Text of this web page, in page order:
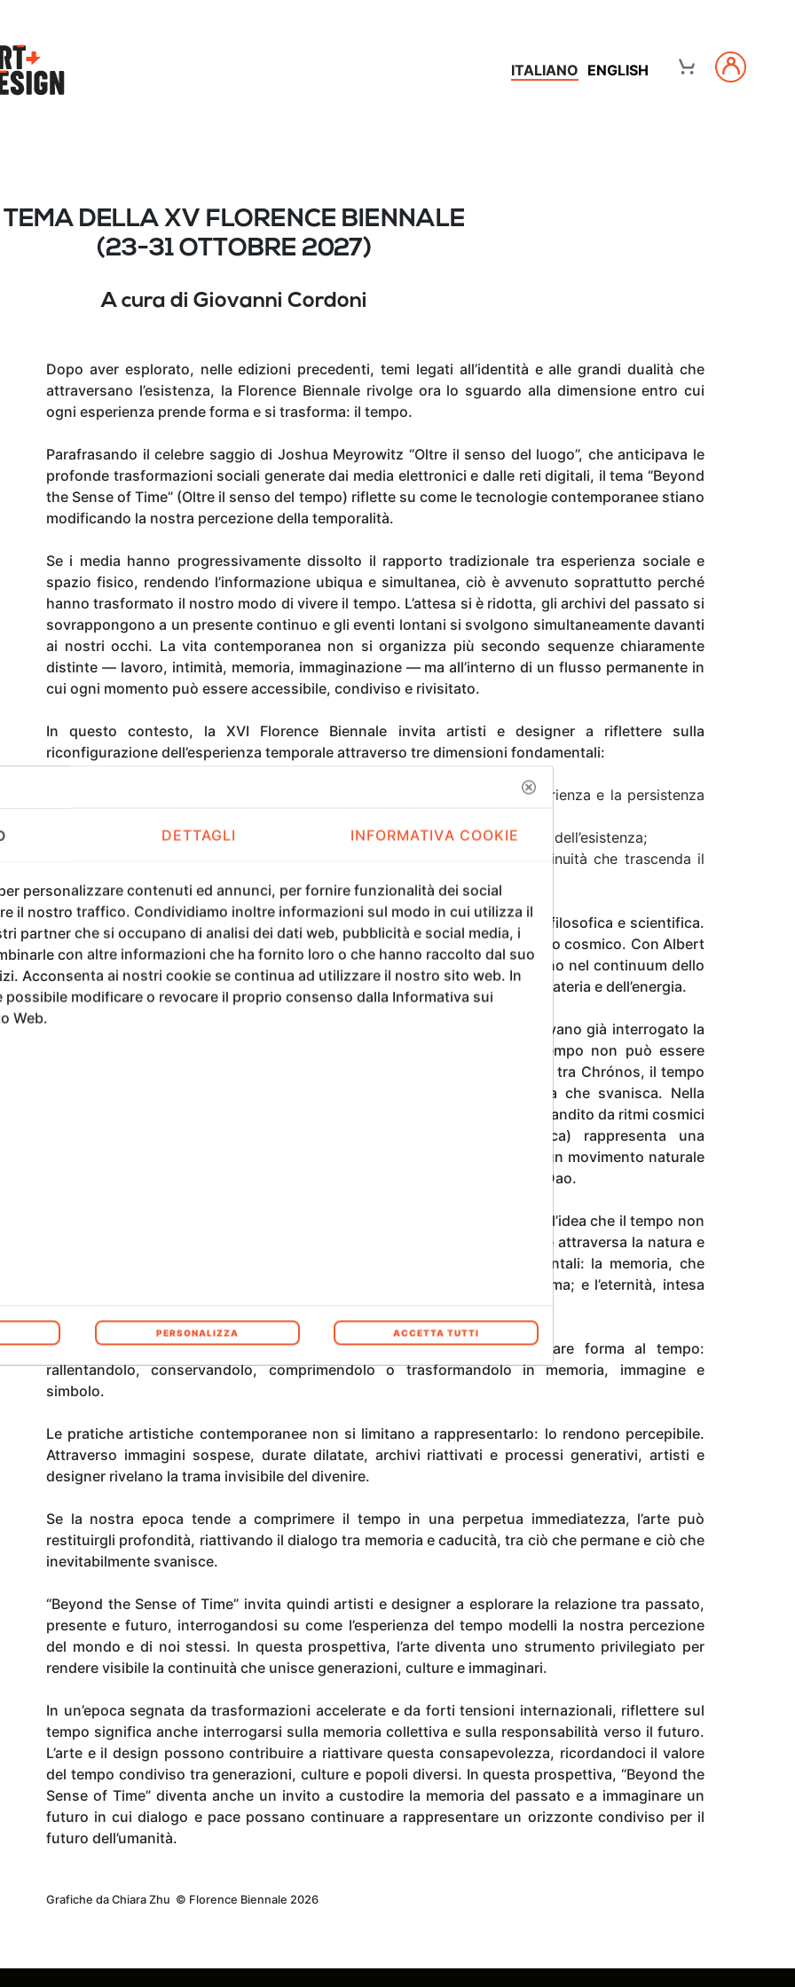
ITALIANO ENGLISH
TEMA DELLA XV FLORENCE BIENNALE
(23-31 OTTOBRE 2027)
A cura di Giovanni Cordoni
Dopo aver esplorato, nelle edizioni precedenti, temi legati all’identità e alle grandi dualità che
attraversano l’esistenza, la Florence Biennale rivolge ora lo sguardo alla dimensione entro cui
ogni esperienza prende forma e si trasforma: il tempo.
Parafrasando il celebre saggio di Joshua Meyrowitz “Oltre il senso del luogo”, che anticipava le
profonde trasformazioni sociali generate dai media elettronici e dalle reti digitali, il tema “Beyond
the Sense of Time” (Oltre il senso del tempo) riflette su come le tecnologie contemporanee stiano
modificando la nostra percezione della temporalità.
Se i media hanno progressivamente dissolto il rapporto tradizionale tra esperienza sociale e
spazio fisico, rendendo l’informazione ubiqua e simultanea, ciò è avvenuto soprattutto perché
hanno trasformato il nostro modo di vivere il tempo. L’attesa si è ridotta, gli archivi del passato si
sovrappongono a un presente continuo e gli eventi lontani si svolgono simultaneamente davanti
ai nostri occhi. La vita contemporanea non si organizza più secondo sequenze chiaramente
distinte — lavoro, intimità, memoria, immaginazione — ma all’interno di un flusso permanente in
cui ogni momento può essere accessibile, condiviso e rivisitato.
In questo contesto, la XVI Florence Biennale invita artisti e designer a riflettere sulla
riconfigurazione dell’esperienza temporale attraverso tre dimensioni fondamentali:
– la dimensione interiore del tempo, la stratificazione dell’esperienza e la persistenza
– la consapevolezza della finitudine e il carattere impermanente dell’esistenza;
– l’aspirazione umana verso l’assoluto e la ricerca di una continuità che trascenda il
Nel corso della storia del pensiero, il tempo è stato oggetto di riflessione filosofica e scientifica.
Per Isaac Newton esso era assoluto e uniforme, simile a un grande orologio cosmico. Con Albert
Einstein questo paradigma cambiò radicalmente: spazio e tempo si unirono nel continuum dello
spazio-tempo, una struttura dinamica che si deforma sotto l’azione della materia e dell’energia.
Molto prima della fisica moderna, tuttavia, diverse tradizioni culturali avevano già interrogato la
natura del tempo. Lucrezio osservava nel “De Rerum Natura” che il tempo non può essere
percepito separatamente dal movimento delle cose. I Greci distinguevano tra Chrónos, il tempo
lineare della successione, e Kairós, l’attimo decisivo da cogliere prima che svanisca. Nella
filosofia indiana il tempo è spesso concepito come un processo ciclico, scandito da ritmi cosmici
di creazione e dissoluzione; nel buddhismo l’impermanenza (anicca) rappresenta una
caratteristica fondamentale dell’esistenza; nel taoismo, infine, il tempo è un movimento naturale
al quale l’essere umano è chiamato ad accordarsi, seguendo l’armonia del Dao.
Pur provenendo da contesti differenti, queste prospettive convergono nell’idea che il tempo non
sia soltanto una misura astratta degli eventi, ma una dimensione viva che attraversa la natura e
la coscienza. In modi diversi, esse richiamano tre esperienze fondamentali: la memoria, che
conserva ciò che è stato; la caducità, che ricorda la fragilità di ogni forma; e l’eternità, intesa
Arte, architettura, cinema e design hanno da sempre cercato di dare forma al tempo:
rallentandolo, conservandolo, comprimendolo o trasformandolo in memoria, immagine e
simbolo.
Le pratiche artistiche contemporanee non si limitano a rappresentarlo: lo rendono percepibile.
Attraverso immagini sospese, durate dilatate, archivi riattivati e processi generativi, artisti e
designer rivelano la trama invisibile del divenire.
Se la nostra epoca tende a comprimere il tempo in una perpetua immediatezza, l’arte può
restituirgli profondità, riattivando il dialogo tra memoria e caducità, tra ciò che permane e ciò che
inevitabilmente svanisce.
“Beyond the Sense of Time” invita quindi artisti e designer a esplorare la relazione tra passato,
presente e futuro, interrogandosi su come l’esperienza del tempo modelli la nostra percezione
del mondo e di noi stessi. In questa prospettiva, l’arte diventa uno strumento privilegiato per
rendere visibile la continuità che unisce generazioni, culture e immaginari.
In un’epoca segnata da trasformazioni accelerate e da forti tensioni internazionali, riflettere sul
tempo significa anche interrogarsi sulla memoria collettiva e sulla responsabilità verso il futuro.
L’arte e il design possono contribuire a riattivare questa consapevolezza, ricordandoci il valore
del tempo condiviso tra generazioni, culture e popoli diversi. In questa prospettiva, “Beyond the
Sense of Time” diventa anche un invito a custodire la memoria del passato e a immaginare un
futuro in cui dialogo e pace possano continuare a rappresentare un orizzonte condiviso per il
futuro dell’umanità.
Grafiche da Chiara Zhu © Florence Biennale 2026
DETTAGLI INFORMATIVA COOKIE
personalizzare contenuti ed annunci, per fornire funzionalità dei social
il nostro traffico. Condividiamo inoltre informazioni sul modo in cui utilizza il
partner che si occupano di analisi dei dati web, pubblicità e social media, i
con altre informazioni che ha fornito loro o che hanno raccolto dal suo
Acconsenta ai nostri cookie se continua ad utilizzare il nostro sito web. In
possibile modificare o revocare il proprio consenso dalla Informativa sui
Web.
PERSONALIZZA ACCETTA TUTTI